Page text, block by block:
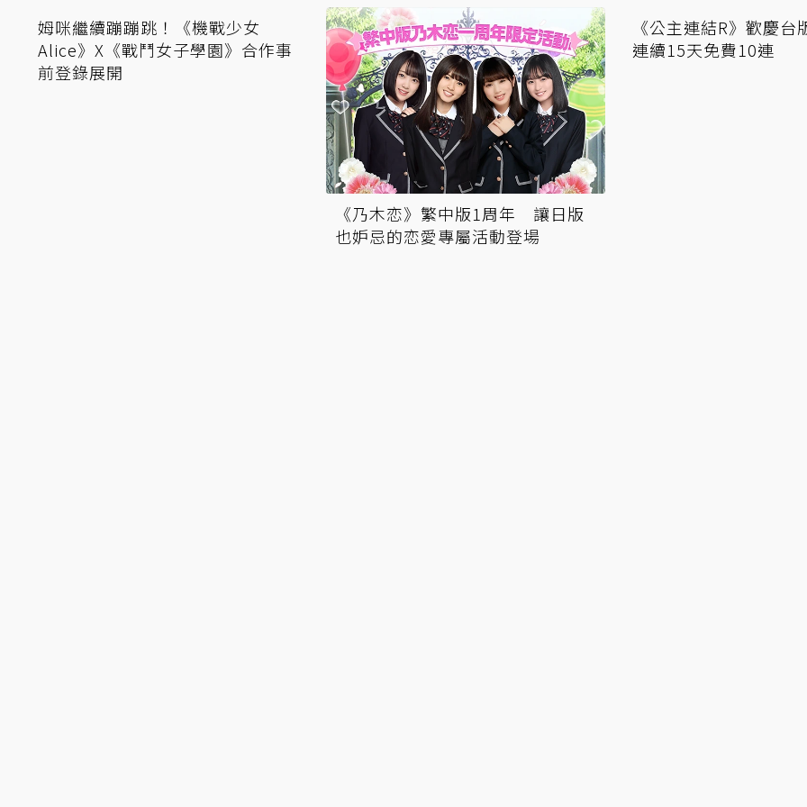
《乃木恋》繁中版1周年 讓日版
也妒忌的恋愛專屬活動登場